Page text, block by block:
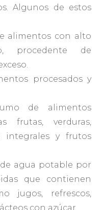
Algunos de estos
alimentos con alto
procedente de
procesados y
de alimentos
frutas, verduras,
integrales y frutos
agua potable por
que contienen
jugos, refrescos,
con azúcar.